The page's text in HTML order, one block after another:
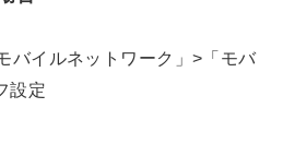
バイルネットワーク」>「モバ
設定